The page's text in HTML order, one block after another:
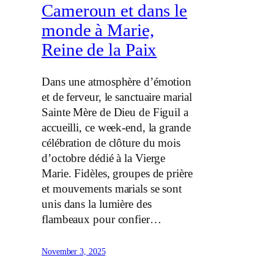
Cameroun et dans le
monde à Marie,
Reine de la Paix
Dans une atmosphère d’émotion
et de ferveur, le sanctuaire marial
Sainte Mère de Dieu de Figuil a
accueilli, ce week-end, la grande
célébration de clôture du mois
d’octobre dédié à la Vierge
Marie. Fidèles, groupes de prière
et mouvements marials se sont
unis dans la lumière des
flambeaux pour confier…
November 3, 2025